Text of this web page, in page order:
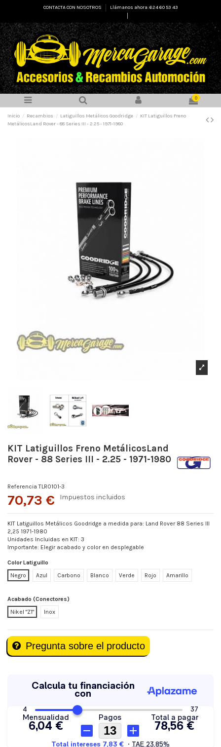
CONTACTA CON NOSOTROS
Llámanos ahora: 624 60 53 43
0
Inicio Recambios Latiguillos Metálicos Goodridge
KIT Latiguillos Freno
MetálicosLand Rover - 88 Series III - 2.25 - 1971-1980
KIT Latiguillos Freno MetálicosLand
Rover - 88 Series III - 2.25 - 1971-1980
Referencia TLR0101-3
70,73 € Impuestos incluidos
KIT Latiguillos Metálicos Goodridge a medida para: Land Rover 88 Series III
2,25 1971-1980
Unidades Incluidas en KIT: 3
Importante: Elegir acabado y color en desplegable
Color Latiguillo
Negro
Azul Carbono Blanco Verde Rojo Amarillo
Acabado (Conectores)
Nikel "Z1"
Inox
Pregunta sobre el producto